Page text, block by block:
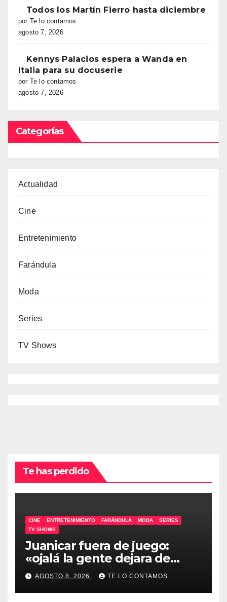
Todos los Martín Fierro hasta diciembre
por Te lo contamos
agosto 7, 2026
Kennys Palacios espera a Wanda en
Italia para su docuserie
por Te lo contamos
agosto 7, 2026
Categorías
Actualidad
Cine
Entretenimiento
Farándula
Moda
Series
TV Shows
Te has perdido
CINE ENTRETENIMIENTO FARÁNDULA MODA
SERIES
TV SHOWS
Juanicar fuera de juego:
«ojalá la gente dejara de
odiar tanto»
AGOSTO 8, 2026 TE LO CONTAMOS